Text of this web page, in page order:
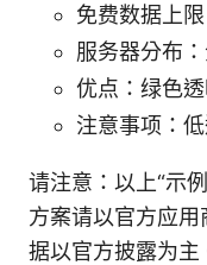
免费数据上
服务器分布
优点：绿色
注意事项：
请注意：以上“示
方案请以官方应
据以官方披露为主